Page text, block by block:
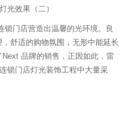
光效果（二）
锁门店营造出温馨的光环境。良
舒适的购物氛围，无形中能延长
品牌的销售，正因如此，雷
锁门店灯光装饰工程中大量采